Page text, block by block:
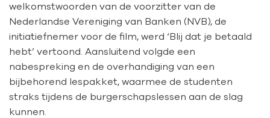
welkomstwoorden van de voorzitter van de
Nederlandse Vereniging van Banken (NVB), de
initiatiefnemer voor de film, werd ‘Blij dat je betaald
hebt’ vertoond. Aansluitend volgde een
nabespreking en de overhandiging van een
bijbehorend lespakket, waarmee de studenten
straks tijdens de burgerschapslessen aan de slag
kunnen.